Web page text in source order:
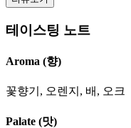
테이스팅 노트
Aroma (향)
꽃향기, 오렌지, 배, 오크
Palate (맛)